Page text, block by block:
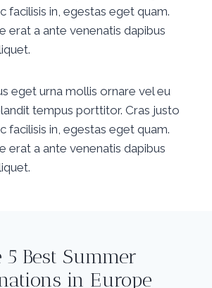
facilisis in, egestas eget quam.
erat a ante venenatis dapibus
eget urna mollis ornare vel eu
tempus porttitor. Cras justo
facilisis in, egestas eget quam.
erat a ante venenatis dapibus
5 Best Summer
in Europe